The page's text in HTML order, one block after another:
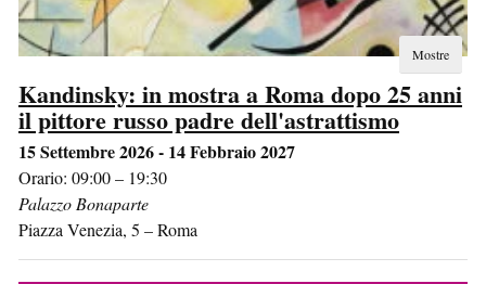
Mostre
Kandinsky: in mostra a Roma dopo 25 anni
il pittore russo padre dell'astrattismo
15 Settembre 2026 - 14 Febbraio 2027
Orario: 09:00 – 19:30
Palazzo Bonaparte
Piazza Venezia, 5 –Roma